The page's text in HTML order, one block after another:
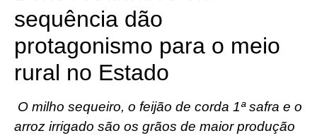
sequência dão
protagonismo para o meio
rural no Estado
O milho sequeiro, o feijão de corda 1ª safra e o
arroz irrigado são os grãos de maior produção